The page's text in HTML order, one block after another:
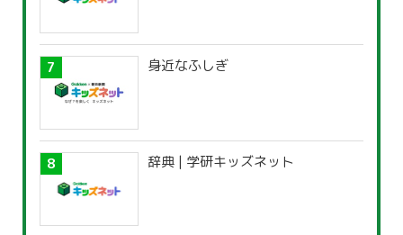
身近なふしぎ
辞典 | 学研キッズネット